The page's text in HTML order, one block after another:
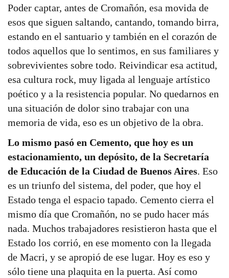
Poder captar, antes de Cromañón, esa movida de
esos que siguen saltando, cantando, tomando birra,
estando en el santuario y también en el corazón de
todos aquellos que lo sentimos, en sus familiares y
sobrevivientes sobre todo. Reivindicar esa actitud,
esa cultura rock, muy ligada al lenguaje artístico
poético y a la resistencia popular. No quedarnos en
una situación de dolor sino trabajar con una
memoria de vida, eso es un objetivo de la obra.
Lo mismo pasó en Cemento, que hoy es un
estacionamiento, un depósito, de la Secretaría
de Educación de la Ciudad de Buenos Aires. Eso
es un triunfo del sistema, del poder, que hoy el
Estado tenga el espacio tapado. Cemento cierra el
mismo día que Cromañón, no se pudo hacer más
nada. Muchos trabajadores resistieron hasta que el
Estado los corrió, en ese momento con la llegada
de Macri, y se apropió de ese lugar. Hoy es eso y
sólo tiene una plaquita en la puerta. Así como